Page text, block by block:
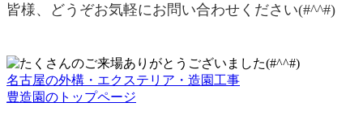
皆様、どうぞお気軽にお問い合わせください(#^^#)
名古屋の外構・エクステリア・造園工事
豊造園のトップページ